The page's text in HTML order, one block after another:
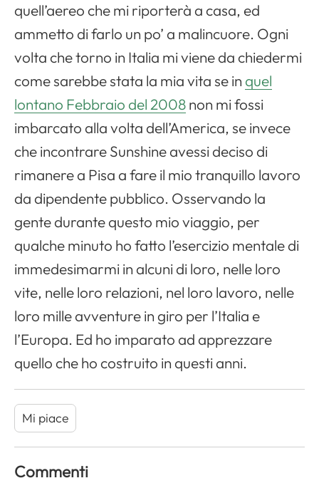
quell’aereo che mi riporterà a casa, ed
ammetto di farlo un po’ a malincuore. Ogni
volta che torno in Italia mi viene da chiedermi
come sarebbe stata la mia vita se in quel
lontano Febbraio del 2008non mi fossi
imbarcato alla volta dell’America, se invece
che incontrare Sunshine avessi deciso di
rimanere a Pisa a fare il mio tranquillo lavoro
da dipendente pubblico. Osservando la
gente durante questo mio viaggio, per
qualche minuto ho fatto l’esercizio mentale di
immedesimarmi in alcuni di loro, nelle loro
vite, nelle loro relazioni, nel loro lavoro, nelle
loro mille avventure in giro per l’Italia e
l’Europa. Ed ho imparato ad apprezzare
quello che ho costruito in questi anni.
Mi piace
Commenti
Apri il menu di navigazione